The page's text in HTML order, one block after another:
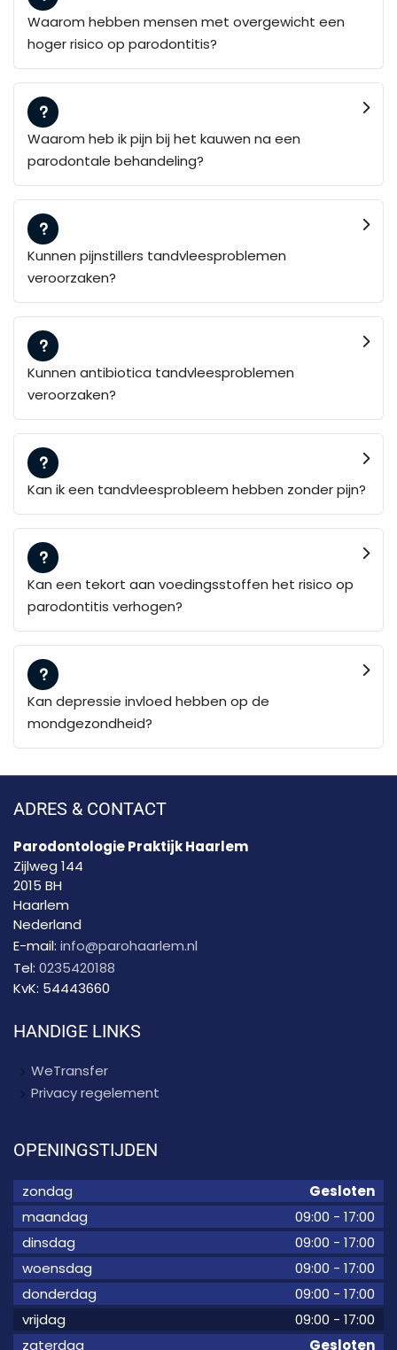
Waarom hebben mensen met overgewicht een
hoger risico op parodontitis?
Waarom heb ik pijn bij het kauwen na een
parodontale behandeling?
Kunnen pijnstillers tandvleesproblemen
veroorzaken?
Kunnen antibiotica tandvleesproblemen
veroorzaken?
Kan ik een tandvleesprobleem hebben zonder pijn?
Kan een tekort aan voedingsstoffen het risico op
parodontitis verhogen?
Kan depressie invloed hebben op de
mondgezondheid?
ADRES & CONTACT
Parodontologie Praktijk Haarlem
Zijlweg 144
2015 BH
Haarlem
Nederland
E-mail: info@parohaarlem.nl
Tel: 0235420188
KvK: 54443660
HANDIGE LINKS
WeTransfer
Privacy regelement
OPENINGSTIJDEN
zondag
Gesloten
maandag
09:00 - 17:00
dinsdag
09:00 - 17:00
woensdag
09:00 - 17:00
donderdag
09:00 - 17:00
vrijdag
09:00 - 17:00
zaterdag
Gesloten